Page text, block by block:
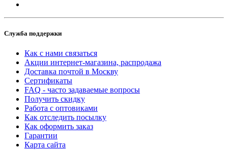
Служба поддержки
Как с нами связаться
Акции интернет-магазина, распродажа
Доставка почтой в Москву
Сертификаты
FAQ - часто задаваемые вопросы
Получить скидку
Работа с оптовиками
Как отследить посылку
Как оформить заказ
Гарантии
Карта сайта